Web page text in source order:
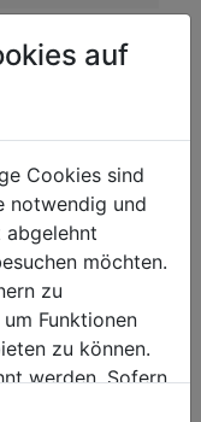
300
400
9120039906744
5
auf
Cookies sind
notwendig und
abgelehnt
möchten.
zu
Funktionen
zu können.
werden. Sofern